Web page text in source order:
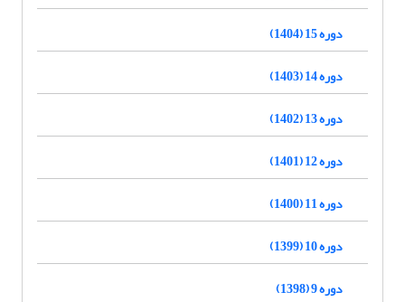
دوره 15 (1404)
دوره 14 (1403)
دوره 13 (1402)
دوره 12 (1401)
دوره 11 (1400)
دوره 10 (1399)
دوره 9 (1398)